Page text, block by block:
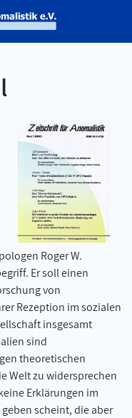
Roger W.
Er soll einen
von
Rezeption im sozialen
insgesamt
sind
theoretischen
Welt zu widersprechen
Erklärungen im
scheint, die aber